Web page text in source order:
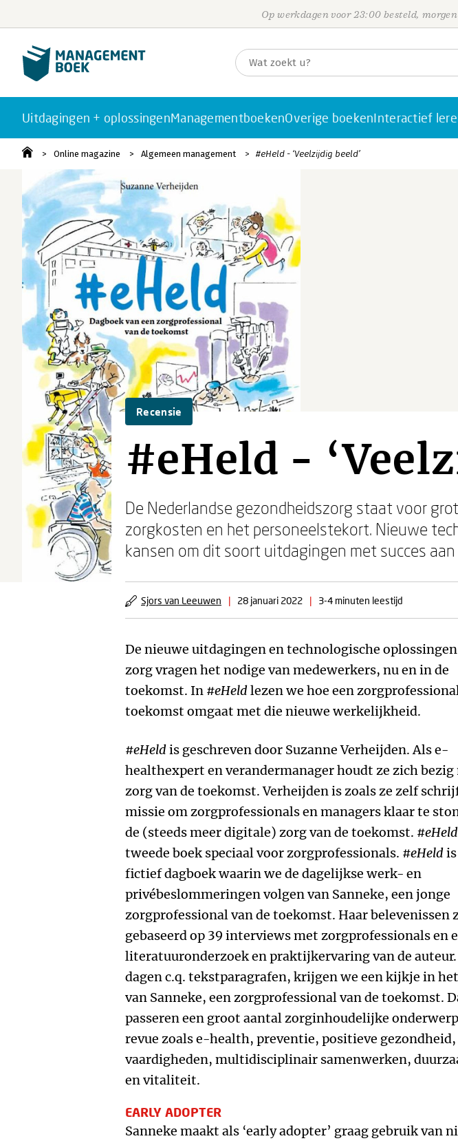
Op werkdagen voor 23:00 besteld,
Uitdagingen + oplossingenManagementboekenOverige boekenInteractief
Online magazine Algemeen management #eHeld - ‘Veelzijdig beeld’
Recensie
#eHeld -
De Nederlandse gezondheidszorg staat voor
zorgkosten en het personeelstekort. Nieuwe
kansen om dit soort uitdagingen met succes
Sjors van Leeuwen | 28 januari 2022 | 3-4 minuten leestijd
De nieuwe uitdagingen en technologische
zorg vragen het nodige van medewerkers, nu en in de
toekomst. In #eHeldlezen we hoe een
toekomst omgaat met die nieuwe werkelijkheid.
#eHeldis geschreven door Suzanne Verheijden. Als e-
healthexpert en verandermanager houdt ze zich bezig
zorg van de toekomst. Verheijden is zoals ze zelf
missie om zorgprofessionals en managers klaar te
de (steeds meer digitale) zorg van de toekomst. #eHeld
tweede boek speciaal voor zorgprofessionals. #eHeld
fictief dagboek waarin we de dagelijkse werk- en
privébeslommeringen volgen van Sanneke, een jonge
zorgprofessional van de toekomst. Haar belevenissen
gebaseerd op 39 interviews met zorgprofessionals en
literatuuronderzoek en praktijkervaring van de
dagen c.q. tekstparagrafen, krijgen we een kijkje in
van Sanneke, een zorgprofessional van de toekomst.
passeren een groot aantal zorginhoudelijke
revue zoals e-health, preventie, positieve
vaardigheden, multidisciplinair samenwerken,
en vitaliteit.
EARLY ADOPTER
Sanneke maakt als ‘early adopter’ graag gebruik van